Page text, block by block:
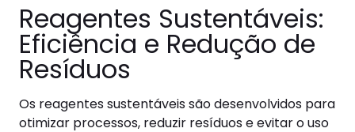
Reagentes Sustentáveis:
Eficiência e Redução de
Resíduos
Os reagentes sustentáveis são desenvolvidos para
otimizar processos, reduzir resíduos e evitar o uso